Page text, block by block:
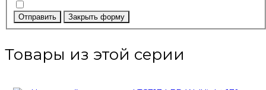
Отправить Закрыть форму
Товары из этой серии